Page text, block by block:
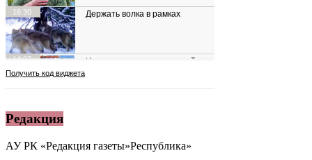
Редакция
АУ РК «Редакция газеты»Республика»